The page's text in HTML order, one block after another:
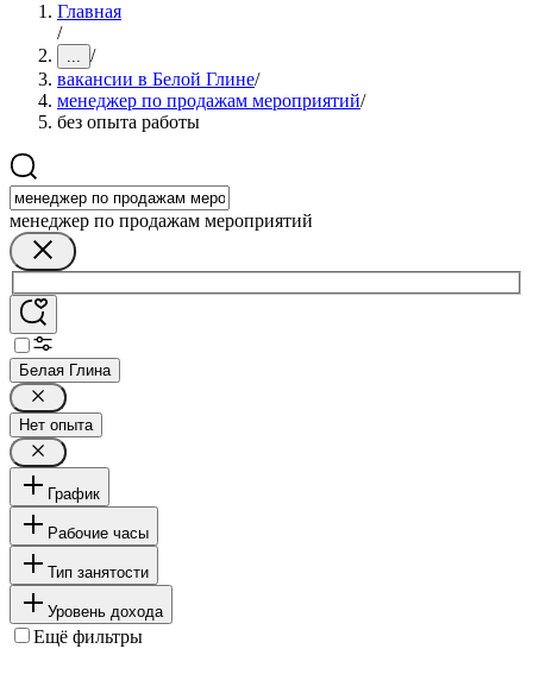
Главная
/
... /
вакансии в Белой Глине/
менеджер по продажам мероприятий/
без опыта работы
менеджер по продажам мероприятий
Белая Глина
Нет опыта
График
Рабочие часы
Тип занятости
Уровень дохода
Ещё фильтры